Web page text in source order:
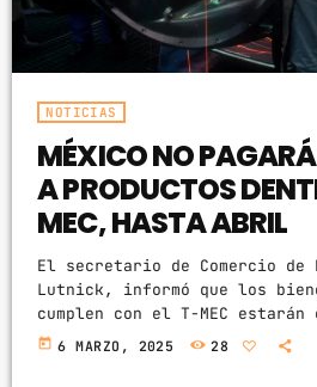
NOTICIAS
MÉXICO NO
A PRODUCTOS
MEC, HASTA ABRIL
El secretario de Comercio de
Lutnick, informó que los
cumplen con el T-MEC
aranceles del 25% durante un
today 6 MARZO, 2025 28